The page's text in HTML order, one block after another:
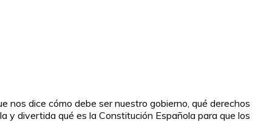
nos dice cómo debe ser nuestro gobierno, qué derechos
y divertida qué es la Constitución Española para que los